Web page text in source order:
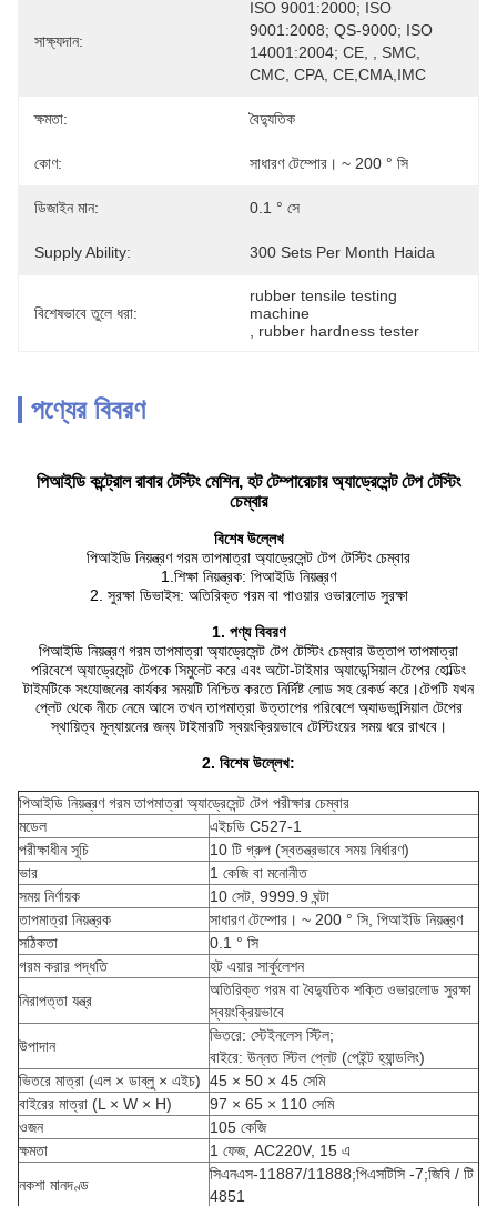
সাক্ষ্যদান:
ISO 9001:2000; ISO
9001:2008; QS-9000; ISO
14001:2004; CE, , SMC,
CMC, CPA, CE,CMA,IMC
ক্ষমতা: বৈদ্যুতিক
কোণ: সাধারণ টেম্পোর। ~ 200 ° সি
ডিজাইন মান: 0.1 ° সে
Supply Ability: 300 Sets Per Month Haida
বিশেষভাবে তুলে ধরা:
rubber tensile testing
machine
rubber hardness tester
পণ্যের বিবরণ
পিআইডি কন্ট্রোল রাবার টেস্টিং মেশিন, হট টেম্পারেচার অ্যাড্রেসেন্ট টেপ টেস্টিং
চেম্বার
বিশেষ উল্লেখ
পিআইডি নিয়ন্ত্রণ গরম তাপমাত্রা অ্যাড্রেসেন্ট টেপ টেস্টিং চেম্বার
1.শিক্ষা নিয়ন্ত্রক: পিআইডি নিয়ন্ত্রণ
2. সুরক্ষা ডিভাইস: অতিরিক্ত গরম বা পাওয়ার ওভারলোড সুরক্ষা
1. পণ্য বিবরণ
পিআইডি নিয়ন্ত্রণ গরম তাপমাত্রা অ্যাড্রেসেন্ট টেপ টেস্টিং চেম্বার উত্তাপ তাপমাত্রা
পরিবেশে অ্যাড্রেসেন্ট টেপকে সিমুলেট করে এবং অটো-টাইমার অ্যাডেন্সিয়াল টেপের হোল্ডিং
টাইমটিকে সংযোজনের কার্যকর সময়টি নিশ্চিত করতে নির্দিষ্ট লোড সহ রেকর্ড করে।টেপটি যখন
প্লেট থেকে নীচে নেমে আসে তখন তাপমাত্রা উত্তাপের পরিবেশে অ্যাডভান্সিয়াল টেপের
স্থায়িত্ব মূল্যায়নের জন্য টাইমারটি স্বয়ংক্রিয়ভাবে টেস্টিংয়ের সময় ধরে রাখবে।
2. বিশেষ উল্লেখ:
পিআইডি নিয়ন্ত্রণ গরম তাপমাত্রা অ্যাড্রেসেন্ট টেপ পরীক্ষার চেম্বার
মডেল
এইচডি C527-1
পরীক্ষাধীন সূচি
10 টি গ্রুপ (স্বতন্ত্রভাবে সময় নির্ধারণ)
ভার
1 কেজি বা মনোনীত
সময় নির্ণায়ক
10 সেট, 9999.9 ঘন্টা
তাপমাত্রা নিয়ন্ত্রক
সাধারণ টেম্পোর। ~ 200 ° সি, পিআইডি নিয়ন্ত্রণ
সঠিকতা
0.1 ° সি
গরম করার পদ্ধতি
হট এয়ার সার্কুলেশন
নিরাপত্তা যন্ত্র
অতিরিক্ত গরম বা বৈদ্যুতিক শক্তি ওভারলোড সুরক্ষা
স্বয়ংক্রিয়ভাবে
উপাদান
ভিতরে: স্টেইনলেস স্টিল;
বাইরে: উন্নত স্টিল প্লেট (পেইন্ট হ্যান্ডলিং)
ভিতরে মাত্রা (এল × ডাব্লু × এইচ) 45 × 50 × 45 সেমি
বাইরের মাত্রা (L × W × H)
97 × 65 × 110 সেমি
ওজন
105 কেজি
ক্ষমতা
1 ফেজ, AC220V, 15 এ
নকশা মানদণ্ড
সিএনএস-11887/11888;পিএসটিসি -7;জিবি / টি
4851